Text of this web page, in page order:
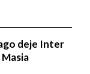
deje Inter
Masia